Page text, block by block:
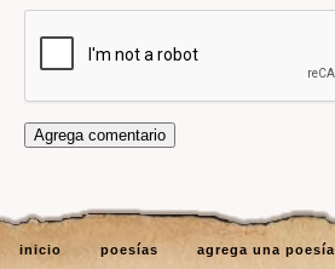
inicio poesías agrega una poesía